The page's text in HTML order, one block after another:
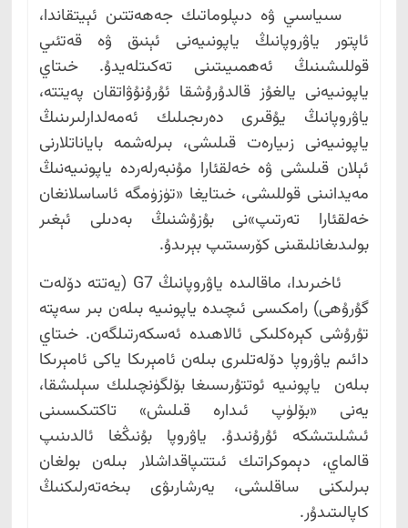
سىياسىي ۋە دىپلوماتىك جەھەتتىن ئېيتقاندا،
ئاپتور ياۋروپانىڭ ياپونىيەنى ئېنىق ۋە قەتئىي
قوللىشىنىڭ ئەھمىيىتىنى تەكىتلەيدۇ. خىتاي
ياپونىيەنى يالغۇز قالدۇرۇشقا ئۇرۇنۇۋاتقان پەيتتە،
ياۋروپانىڭ يۇقىرى دەرىجىلىك ئەمەلدارلىرىنىڭ
ياپونىيەنى زىيارەت قىلىشى، بىرلەشمە باياناتلارنى
ئېلان قىلىشى ۋە خەلقئارا مۇنبەرلەردە ياپونىيەنىڭ
مەيدانىنى قوللىشى، خىتايغا «تۈزۈمگە ئاساسلانغان
خەلقئارا تەرتىپ»نى بۇزۇشنىڭ بەدىلى ئېغىر
بولىدىغانلىقىنى كۆرسىتىپ بېرىدۇ.
ئاخىرىدا، ماقالىدە ياۋروپانىڭ G7 (يەتتە دۆلەت
گۇرۇھى) رامكىسى ئىچىدە ياپونىيە بىلەن بىر سەپتە
تۇرۇشى كېرەكلىكى ئالاھىدە ئەسكەرتىلگەن. خىتاي
دائىم ياۋروپا دۆلەتلىرى بىلەن ئامېرىكا ياكى ئامېرىكا
بىلەن ياپونىيە ئوتتۇرىسىغا بۆلگۈنچىلىك سېلىشقا،
يەنى «بۆلۈپ ئىدارە قىلىش» تاكتىكىسىنى
ئىشلىتىشكە ئۇرۇنىدۇ. ياۋروپا بۇنىڭغا ئالدىنىپ
قالماي، دېموكراتىك ئىتتىپاقداشلار بىلەن بولغان
بىرلىكنى ساقلىشى، يەرشارىۋى بىخەتەرلىكنىڭ
كاپالىتىدۇر.